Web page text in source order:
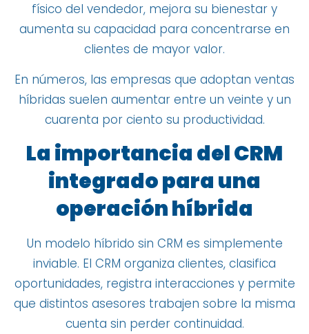
físico del vendedor, mejora su bienestar y
aumenta su capacidad para concentrarse en
clientes de mayor valor.
En números, las empresas que adoptan ventas
híbridas suelen aumentar entre un veinte y un
cuarenta por ciento su productividad.
La importancia del CRM
integrado para una
operación híbrida
Un modelo híbrido sin CRM es simplemente
inviable. El CRM organiza clientes, clasifica
oportunidades, registra interacciones y permite
que distintos asesores trabajen sobre la misma
cuenta sin perder continuidad.